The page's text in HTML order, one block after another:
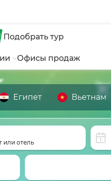
Подобрать тур
Офисы продаж
Египет Вьетнам
или отель